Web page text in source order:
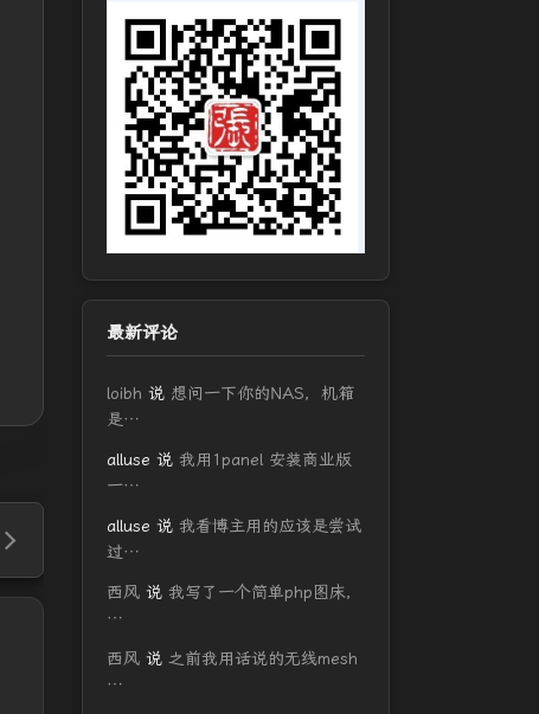
最新评论
loibh 说 想问一下你的NAS，机箱
是…
alluse 说 我用1panel 安装商业版
一…
alluse 说 我看博主用的应该是尝试
过…
西风 说 我写了一个简单php图床，
…
西风 说 之前我用话说的无线mesh
…